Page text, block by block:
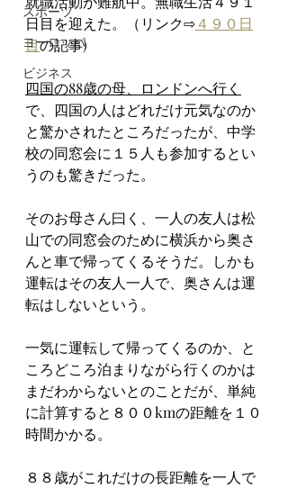
スポーツ
ヨーロッパ
ビジネス
日目を迎えた。（リンク⇨４９０日
目の記事)
四国の88歳の母、ロンドンへ行く
で、四国の人はどれだけ元気なのか
と驚かされたところだったが、中学
校の同窓会に１５人も参加するとい
うのも驚きだった。
そのお母さん曰く、一人の友人は松
山での同窓会のために横浜から奥さ
んと車で帰ってくるそうだ。しかも
運転はその友人一人で、奥さんは運
転はしないという。
一気に運転して帰ってくるのか、と
ころどころ泊まりながら行くのかは
まだわからないとのことだが、単純
に計算すると８００kmの距離を１０
時間かかる。
８８歳がこれだけの長距離を一人で